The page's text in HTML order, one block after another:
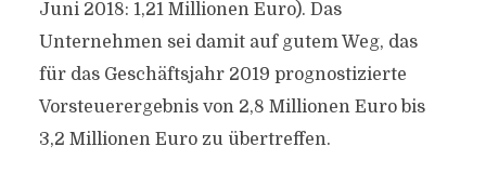
Juni 2018: 1,21 Millionen Euro). Das
Unternehmen sei damit auf gutem Weg, das
für das Geschäftsjahr 2019 prognostizierte
Vorsteuerergebnis von 2,8 Millionen Euro bis
3,2 Millionen Euro zu übertreffen.